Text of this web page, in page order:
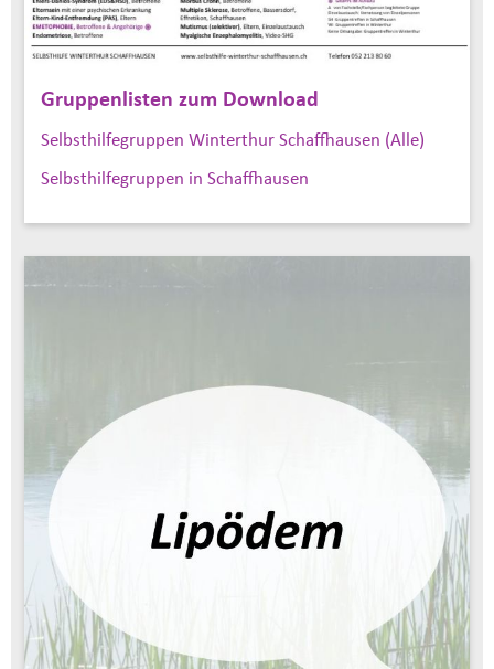
Gruppenlisten zum Download
Selbsthilfegruppen Winterthur Schaffhausen (Alle)
Selbsthilfegruppen in Schaffhausen